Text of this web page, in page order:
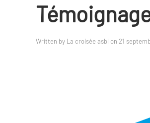
Written by La croisée asbl on 21